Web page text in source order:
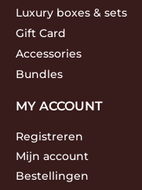
Luxury boxes & sets
Gift Card
Accessories
Bundles
MY ACCOUNT
Registreren
Mijn account
Bestellingen